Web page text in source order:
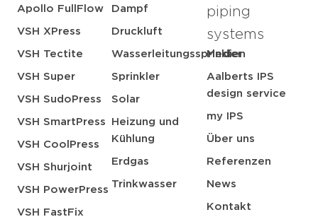
Apollo FullFlow
VSH XPress
VSH Tectite
VSH Super
VSH SudoPress
VSH SmartPress
VSH CoolPress
VSH Shurjoint
VSH PowerPress
VSH FastFix
Dampf
Druckluft
Wasserleitungssprinkler
Sprinkler
Solar
Heizung und
Kühlung
Erdgas
Trinkwasser
piping
systems
Medien
Aalberts IPS
design service
my IPS
Über uns
Referenzen
News
Kontakt